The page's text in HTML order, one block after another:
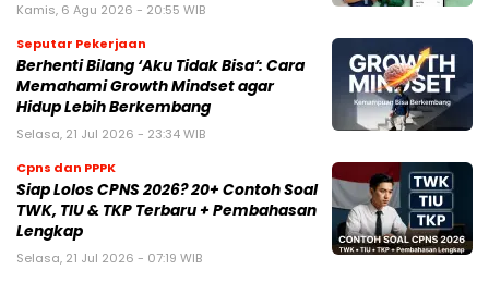
Kamis, 6 Agu 2026 - 20:55 WIB
Seputar Pekerjaan
Berhenti Bilang ‘Aku Tidak Bisa’: Cara
Memahami Growth Mindset agar
Hidup Lebih Berkembang
Selasa, 21 Jul 2026 - 23:34 WIB
Cpns dan PPPK
Siap Lolos CPNS 2026? 20+ Contoh Soal
TWK, TIU & TKP Terbaru + Pembahasan
Lengkap
Selasa, 21 Jul 2026 - 07:19 WIB